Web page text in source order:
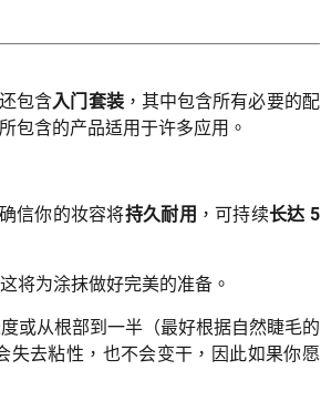
包含入门套装，其中包含所有必要的配
包含的产品适用于许多应用。
信你的妆容将持久耐用 ，可持续长达 5
将为涂抹做好完美的准备。
或从根部到一半（最好根据自然睫毛的
失去粘性，也不会变干，因此如果你愿